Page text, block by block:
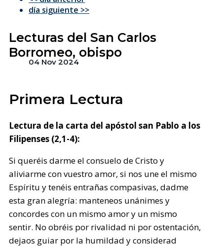
día siguiente >>
Lecturas del San Carlos
Borromeo, obispo
04 Nov 2024
Primera Lectura
Lectura de la carta del apóstol san Pablo a los
Filipenses (2,1-4):
Si queréis darme el consuelo de Cristo y
aliviarme con vuestro amor, si nos une el mismo
Espíritu y tenéis entrañas compasivas, dadme
esta gran alegría: manteneos unánimes y
concordes con un mismo amor y un mismo
sentir. No obréis por rivalidad ni por ostentación,
dejaos guiar por la humildad y considerad